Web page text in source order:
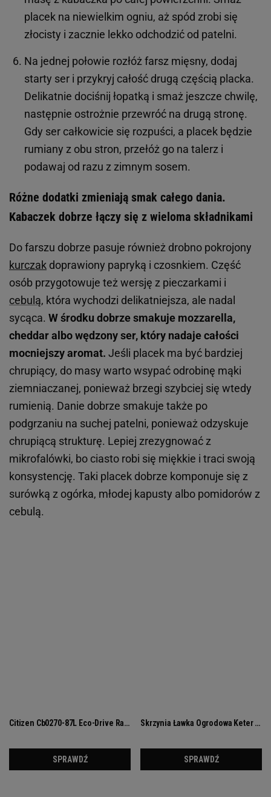
placek na niewielkim ogniu, aż spód zrobi się
złocisty i zacznie lekko odchodzić od patelni.
Na jednej połowie rozłóż farsz mięsny, dodaj
starty ser i przykryj całość drugą częścią placka.
Delikatnie dociśnij łopatką i smaż jeszcze chwilę,
następnie ostrożnie przewróć na drugą stronę.
Gdy ser całkowicie się rozpuści, a placek będzie
rumiany z obu stron, przełóż go na talerz i
podawaj od razu z zimnym sosem.
Różne dodatki zmieniają smak całego dania.
Kabaczek dobrze łączy się z wieloma składnikami
Do farszu dobrze pasuje również drobno pokrojony
kurczak doprawiony papryką i czosnkiem. Część
osób przygotowuje też wersję z pieczarkami i
cebulą, która wychodzi delikatniejsza, ale nadal
sycąca. W środku dobrze smakuje mozzarella,
cheddar albo wędzony ser, który nadaje całości
mocniejszy aromat. Jeśli placek ma być bardziej
chrupiący, do masy warto wsypać odrobinę mąki
ziemniaczanej, ponieważ brzegi szybciej się wtedy
rumienią. Danie dobrze smakuje także po
podgrzaniu na suchej patelni, ponieważ odzyskuje
chrupiącą strukturę. Lepiej zrezygnować z
mikrofalówki, bo ciasto robi się miękkie i traci swoją
konsystencję. Taki placek dobrze komponuje się z
surówką z ogórka, młodej kapusty albo pomidorów z
cebulą.